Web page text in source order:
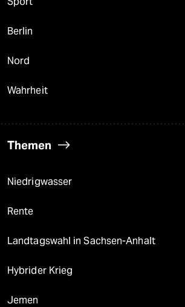
Berlin
Nord
Wahrheit
Themen
Niedrigwasser
Rente
Landtagswahl in Sachsen-Anhalt
Hybrider Krieg
Jemen